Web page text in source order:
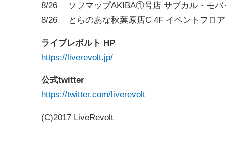
8/26 ソフマップAKIBA①号店 サブカル・モバ
8/26 とらのあな秋葉原店C 4F イベントフロ
ライブレボルト HP
https://liverevolt.jp/
公式twitter
https://twitter.com/liverevolt
(C)2017 LiveRevolt